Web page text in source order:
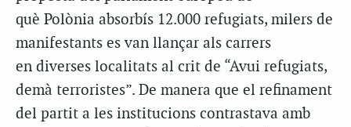
què Polònia absorbís 12.000 refugiats, milers de
manifestants es van llançar als carrers
en diverses localitats al crit de “Avui refugiats,
demà terroristes”. De manera que el refinament
del partit a les institucions contrastava amb